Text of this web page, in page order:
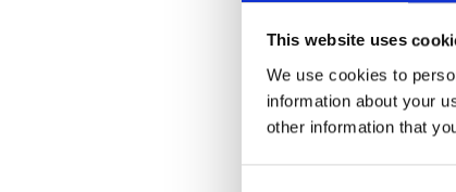
This website uses
We use cookies to
information about your
other information that
Ihres Hotels einen
Teams erleichtern
über eine OTA zu
positiven Auswirkungen